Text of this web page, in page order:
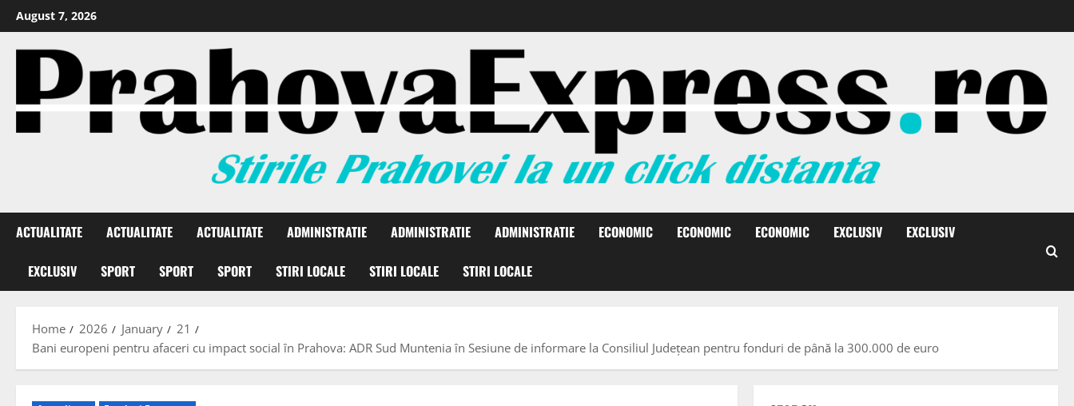
August 7, 2026
ACTUALITATE ACTUALITATE ACTUALITATE ADMINISTRATIE ADMINISTRATIE ADMINISTRATIE ECONOMIC ECONOMIC ECONOMIC EXCLUSIV EXCLUSIV
EXCLUSIV SPORT SPORT SPORT STIRI LOCALE STIRI LOCALE STIRI LOCALE
Home 2026 January
21
Bani europeni pentru afaceri cu impact social în Prahova: ADR Sud Muntenia în Sesiune de informare la Consiliul Județean pentru fonduri de până la 300.000 de euro